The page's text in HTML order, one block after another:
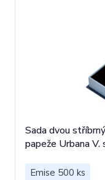
Sada dvou
papeže Urbana
Emise 500 ks